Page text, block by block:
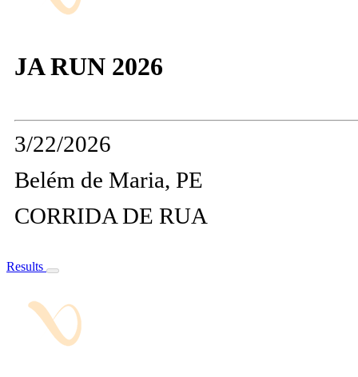
JA RUN 2026
3/22/2026
Belém de Maria, PE
CORRIDA DE RUA
Results